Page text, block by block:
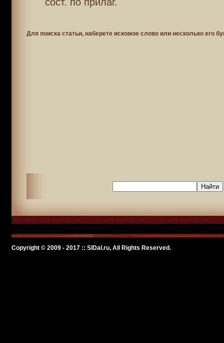
Для поиска статьи, наберете искомое слово или несколько его
Copyright © 2009 - 2017 :: SlDal.ru, All Rights Reserved.